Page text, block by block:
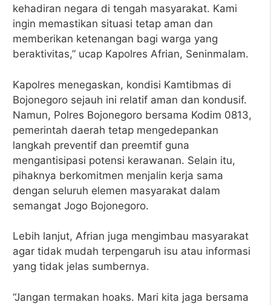
kehadiran negara di tengah masyarakat. Kami
ingin memastikan situasi tetap aman dan
memberikan ketenangan bagi warga yang
beraktivitas,” ucap Kapolres Afrian, Seninmalam.
Kapolres menegaskan, kondisi Kamtibmas di
Bojonegoro sejauh ini relatif aman dan kondusif.
Namun, Polres Bojonegoro bersama Kodim 0813,
pemerintah daerah tetap mengedepankan
langkah preventif dan preemtif guna
mengantisipasi potensi kerawanan. Selain itu,
pihaknya berkomitmen menjalin kerja sama
dengan seluruh elemen masyarakat dalam
semangat Jogo Bojonegoro.
Lebih lanjut, Afrian juga mengimbau masyarakat
agar tidak mudah terpengaruh isu atau informasi
yang tidak jelas sumbernya.
“Jangan termakan hoaks. Mari kita jaga bersama